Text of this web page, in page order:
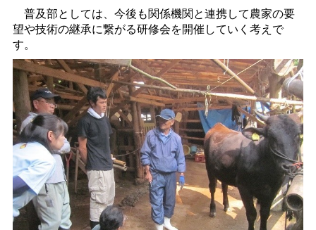
普及部としては、今後も関係機関と連携して農家の要
望や技術の継承に繋がる研修会を開催していく考えで
す。